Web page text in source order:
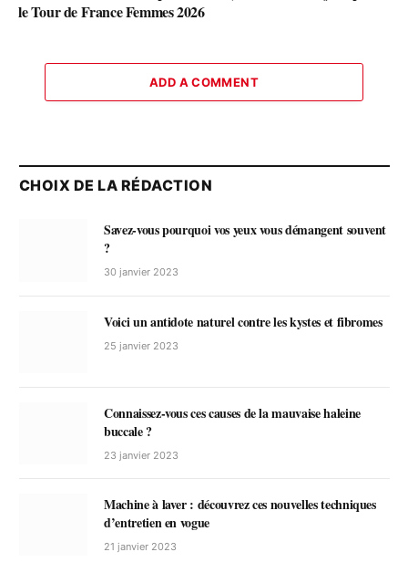
le Tour de France Femmes 2026
ADD A COMMENT
CHOIX DE LA RÉDACTION
Savez-vous pourquoi vos yeux vous démangent souvent
?
30 janvier 2023
Voici un antidote naturel contre les kystes et fibromes
25 janvier 2023
Connaissez-vous ces causes de la mauvaise haleine
buccale ?
23 janvier 2023
Machine à laver : découvrez ces nouvelles techniques
d’entretien en vogue
21 janvier 2023